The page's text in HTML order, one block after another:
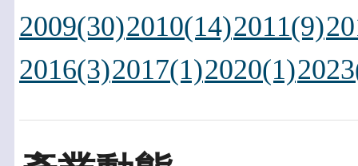
2009(30)2010(14)2011(9)
2016(3)2017(1)2020(1)